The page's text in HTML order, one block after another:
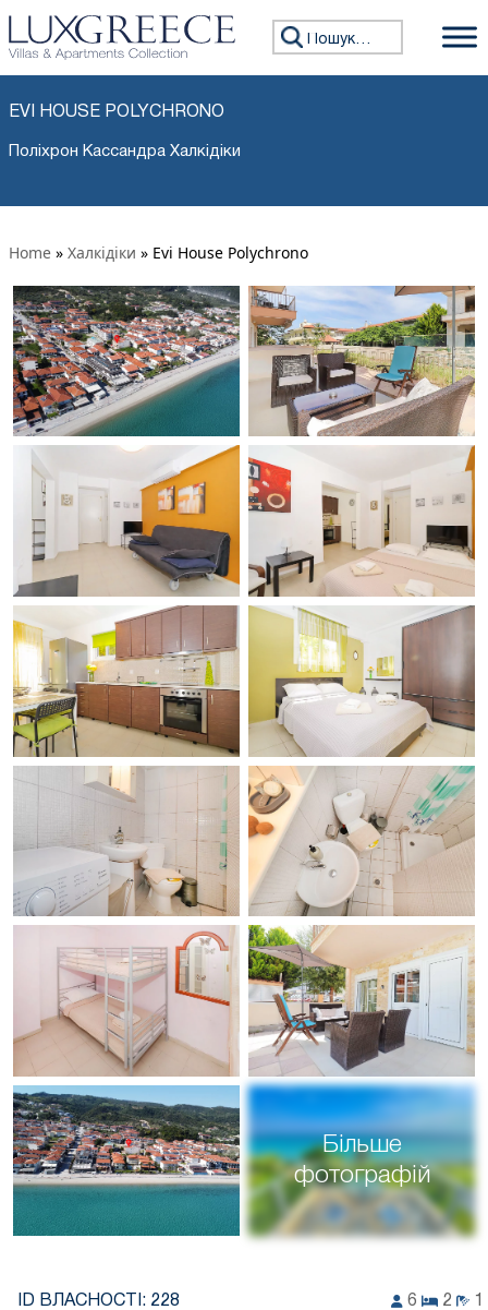
Пошук:
EVI HOUSE POLYCHRONO
Поліхрон Кассандра Халкідіки
Home » Халкідіки » Evi House Polychrono
Більше
фотографій
ID ВЛАСНОСТІ: 228 6 2 1